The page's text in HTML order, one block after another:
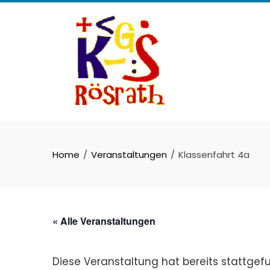
Skip
Home Veranstaltungen Klassenfahrt 4a
« Alle Veranstaltungen
Diese Veranstaltung hat bereits